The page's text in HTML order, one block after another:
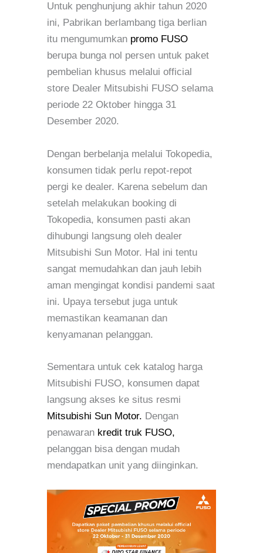
Untuk penghunjung akhir tahun 2020
ini, Pabrikan berlambang tiga berlian
itu mengumumkan promo FUSO
berupa bunga nol persen untuk paket
pembelian khusus melalui official
store Dealer Mitsubishi FUSO selama
periode 22 Oktober hingga 31
Desember 2020.
Dengan berbelanja melalui Tokopedia,
konsumen tidak perlu repot-repot
pergi ke dealer. Karena sebelum dan
setelah melakukan booking di
Tokopedia, konsumen pasti akan
dihubungi langsung oleh dealer
Mitsubishi Sun Motor. Hal ini tentu
sangat memudahkan dan jauh lebih
aman mengingat kondisi pandemi saat
ini. Upaya tersebut juga untuk
memastikan keamanan dan
kenyamanan pelanggan.
Sementara untuk cek katalog harga
Mitsubishi FUSO, konsumen dapat
langsung akses ke situs resmi
Mitsubishi Sun Motor. Dengan
penawaran kredit truk FUSO,
pelanggan bisa dengan mudah
mendapatkan unit yang diinginkan.